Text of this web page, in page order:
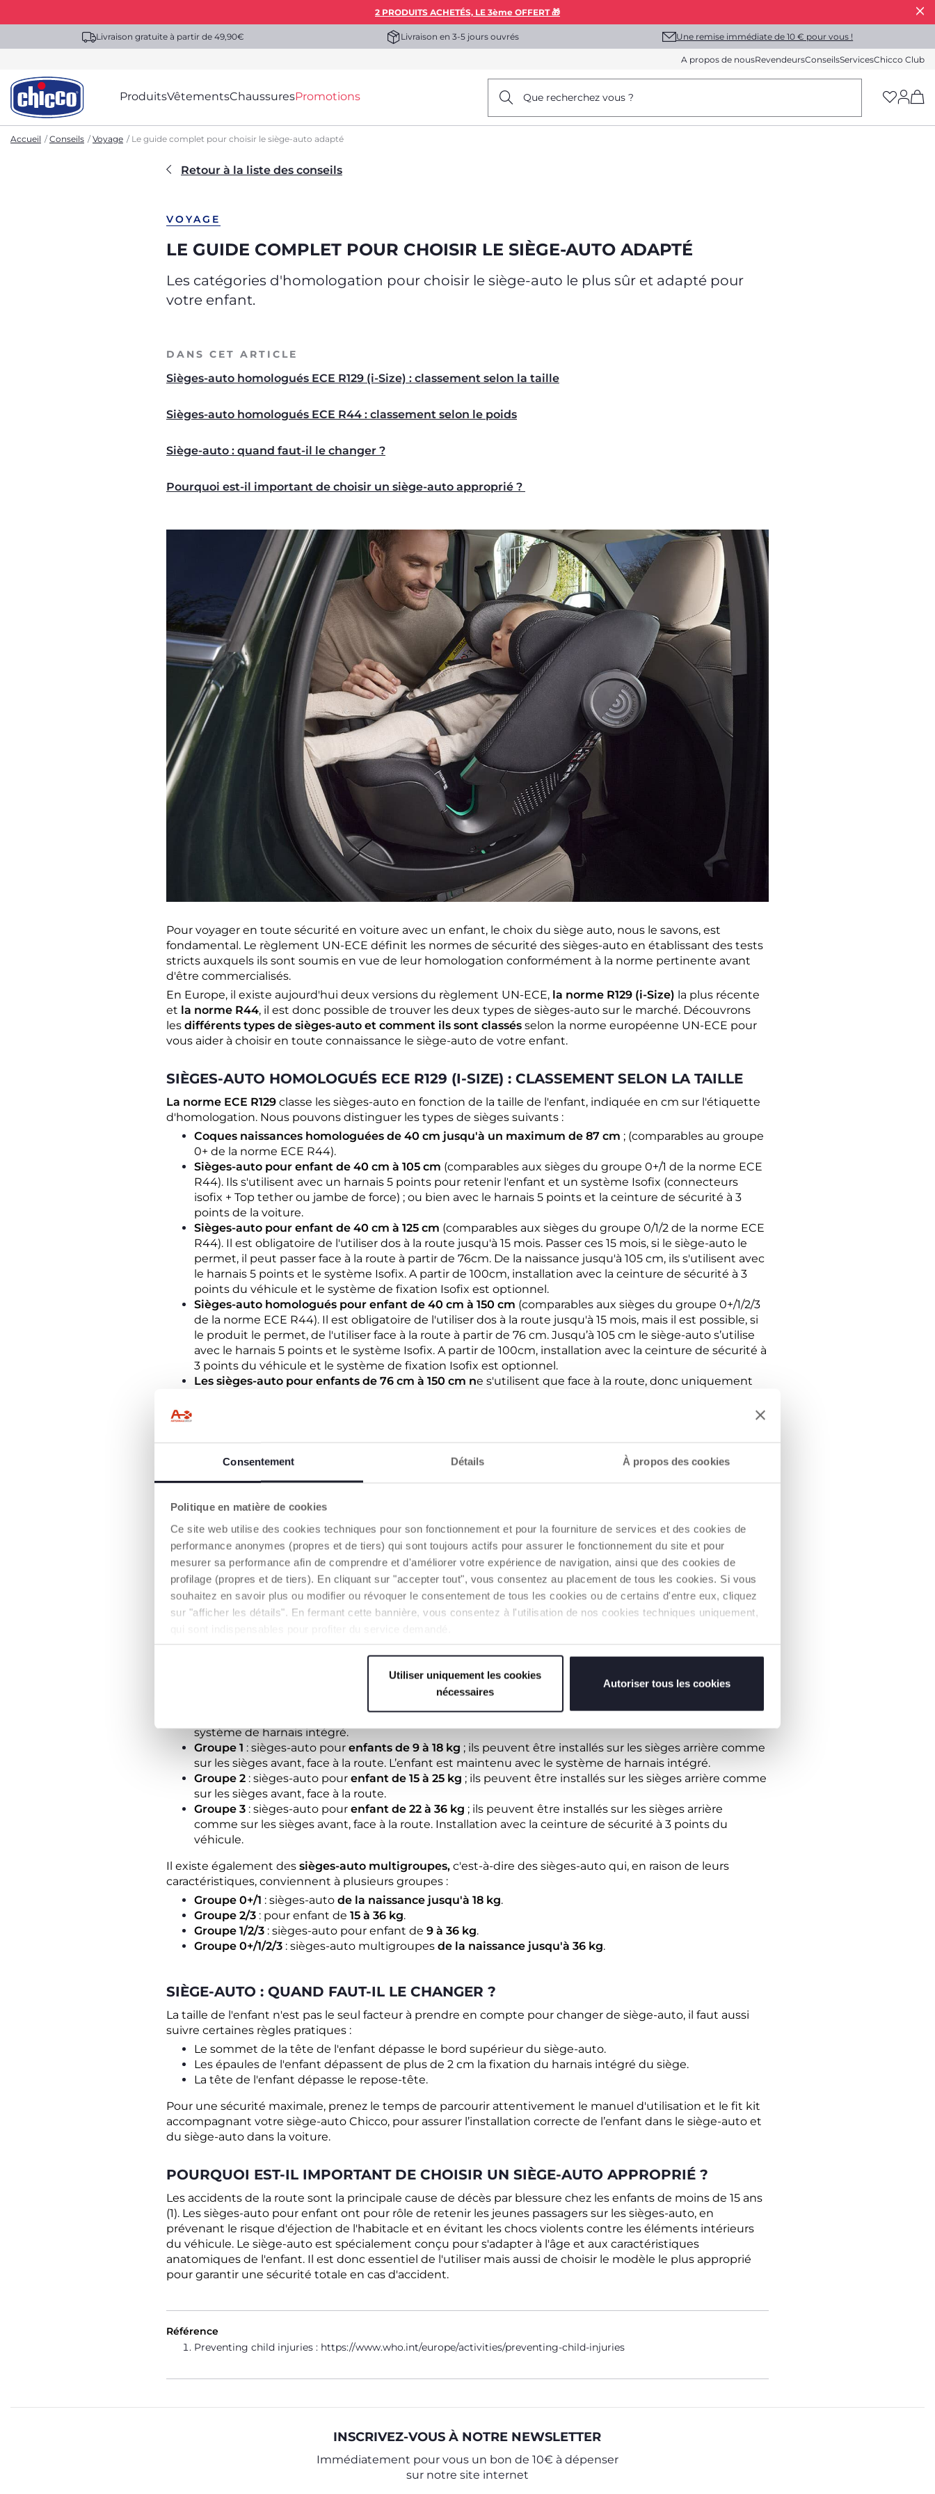
Consentement Détails À propos des cookies
Politique en matière de cookies
Ce site web utilise des cookies techniques pour son fonctionnement et pour la fourniture de services et des cookies de
performance anonymes (propres et de tiers) qui sont toujours actifs pour assurer le fonctionnement du site et pour
mesurer sa performance afin de comprendre et d'améliorer votre expérience de navigation, ainsi que des cookies de
profilage (propres et de tiers). En cliquant sur "accepter tout", vous consentez au placement de tous les cookies. Si vous
souhaitez en savoir plus ou modifier ou révoquer le consentement de tous les cookies ou de certains d'entre eux, cliquez
sur "afficher les détails". En fermant cette bannière, vous consentez à l'utilisation de nos cookies techniques uniquement,
Utiliser uniquement les cookies
nécessaires
Autoriser tous les cookies
2 PRODUITS ACHETÉS, LE 3ème OFFERT 🎁
Livraison gratuite à partir de 49,90€ Livraison en 3-5 jours ouvrés Une remise immédiate de 10 € pour vous !
A propos de nousRevendeursConseilsServicesChicco Club
ProduitsVêtementsChaussuresPromotions Que recherchez vous ?
Accueil Conseils Voyage Le guide complet pour choisir le siège-auto adapté
Retour à la liste des conseils
VOYAGE
LE GUIDE COMPLET POUR CHOISIR LE SIÈGE-AUTO ADAPTÉ
Les catégories d'homologation pour choisir le siège-auto le plus sûr et adapté pour
votre enfant.
DANS CET ARTICLE
Sièges-auto homologués ECE R129 (i-Size) : classement selon la taille
Sièges-auto homologués ECE R44 : classement selon le poids
Siège-auto : quand faut-il le changer ?
Pourquoi est-il important de choisir un siège-auto approprié ?
Pour voyager en toute sécurité en voiture avec un enfant, le choix du siège auto, nous le savons, est
fondamental. Le règlement UN-ECE définit les normes de sécurité des sièges-auto en établissant des tests
stricts auxquels ils sont soumis en vue de leur homologation conformément à la norme pertinente avant
d'être commercialisés.
En Europe, il existe aujourd'hui deux versions du règlement UN-ECE, la norme R129 (i-Size) la plus récente
et la norme R44, il est donc possible de trouver les deux types de sièges-auto sur le marché. Découvrons
les différents types de sièges-auto et comment ils sont classés selon la norme européenne UN-ECE pour
vous aider à choisir en toute connaissance le siège-auto de votre enfant.
SIÈGES-AUTO HOMOLOGUÉS ECE R129 (I-SIZE) : CLASSEMENT SELON LA TAILLE
La norme ECE R129 classe les sièges-auto en fonction de la taille de l'enfant, indiquée en cm sur l'étiquette
d'homologation. Nous pouvons distinguer les types de sièges suivants :
Coques naissances homologuées de 40 cm jusqu'à un maximum de 87 cm ; (comparables au groupe
0+ de la norme ECE R44).
Sièges-auto pour enfant de 40 cm à 105 cm (comparables aux sièges du groupe 0+/1 de la norme ECE
R44). Ils s'utilisent avec un harnais 5 points pour retenir l'enfant et un système Isofix (connecteurs
isofix + Top tether ou jambe de force) ; ou bien avec le harnais 5 points et la ceinture de sécurité à 3
points de la voiture.
Sièges-auto pour enfant de 40 cm à 125 cm (comparables aux sièges du groupe 0/1/2 de la norme ECE
R44). Il est obligatoire de l'utiliser dos à la route jusqu'à 15 mois. Passer ces 15 mois, si le siège-auto le
permet, il peut passer face à la route à partir de 76cm. De la naissance jusqu'à 105 cm, ils s'utilisent avec
le harnais 5 points et le système Isofix. A partir de 100cm, installation avec la ceinture de sécurité à 3
points du véhicule et le système de fixation Isofix est optionnel.
Sièges-auto homologués pour enfant de 40 cm à 150 cm (comparables aux sièges du groupe 0+/1/2/3
de la norme ECE R44). Il est obligatoire de l'utiliser dos à la route jusqu'à 15 mois, mais il est possible, si
le produit le permet, de l'utiliser face à la route à partir de 76 cm. Jusqu’à 105 cm le siège-auto s’utilise
avec le harnais 5 points et le système Isofix. A partir de 100cm, installation avec la ceinture de sécurité à
3 points du véhicule et le système de fixation Isofix est optionnel.
Les sièges-auto pour enfants de 76 cm à 150 cm ne s'utilisent que face à la route, donc uniquement
Sièges-autos pour enfant de 100 cm à 150 cm(comparables aux sièges du groupe 2/3 de la norme ECE
R44). Ils s'utilisent uniquement face à la route, et s’installent obligatoirement avec la ceinture de
Rehausseur sans dossier à partir de 125 cm, à utiliser avec la ceinture de sécurité à 3 points de
la voiture.
À compter du 1er septembre 2024, seuls les sièges-auto homologués conformément à la norme ECE R129
(i-Size) pourront être vendus , les revendeurs auront interdiction de vendre des sièges-auto de la norme
ECE R44. Toutefois, les consommateurs qui achètent un produit homologué ECE R44 avant cette date
pourront continuer à l'utiliser sans aucune limite ou sanction, même après le 1erseptembre 2024.
SIÈGES-AUTO HOMOLOGUÉS ECE R44 : CLASSEMENT SELON LE POIDS
: nacelles ou coques pour enfantjusqu'à 10 kg; si vous utilisez une nacelle, elle doit être
placée transversalement sur les sièges arrière et fixée aux ceintures de sécurité au moyen d'attaches
sur le siège arrière ou avant avec désactivation obligatoire de l'airbag. L’enfant est maintenu avec le
système de harnais intégré.
Groupe 1 : sièges-auto pour enfants de 9 à 18 kg ; ils peuvent être installés sur les sièges arrière comme
sur les sièges avant, face à la route. L’enfant est maintenu avec le système de harnais intégré.
Groupe 2 : sièges-auto pour enfant de 15 à 25 kg ; ils peuvent être installés sur les sièges arrière comme
sur les sièges avant, face à la route.
Groupe 3 : sièges-auto pour enfant de 22 à 36 kg ; ils peuvent être installés sur les sièges arrière
comme sur les sièges avant, face à la route. Installation avec la ceinture de sécurité à 3 points du
véhicule.
Il existe également des sièges-auto multigroupes, c'est-à-dire des sièges-auto qui, en raison de leurs
caractéristiques, conviennent à plusieurs groupes :
Groupe 0+/1 : sièges-auto de la naissance jusqu'à 18 kg.
Groupe 2/3 : pour enfant de 15 à 36 kg.
Groupe 1/2/3 : sièges-auto pour enfant de 9 à 36 kg.
Groupe 0+/1/2/3 : sièges-auto multigroupes de la naissance jusqu'à 36 kg.
SIÈGE-AUTO : QUAND FAUT-IL LE CHANGER ?
La taille de l'enfant n'est pas le seul facteur à prendre en compte pour changer de siège-auto, il faut aussi
suivre certaines règles pratiques :
Le sommet de la tête de l'enfant dépasse le bord supérieur du siège-auto.
Les épaules de l'enfant dépassent de plus de 2 cm la fixation du harnais intégré du siège.
La tête de l'enfant dépasse le repose-tête.
Pour une sécurité maximale, prenez le temps de parcourir attentivement le manuel d'utilisation et le fit kit
accompagnant votre siège-auto Chicco, pour assurer l’installation correcte de l’enfant dans le siège-auto et
du siège-auto dans la voiture.
POURQUOI EST-IL IMPORTANT DE CHOISIR UN SIÈGE-AUTO APPROPRIÉ ?
Les accidents de la route sont la principale cause de décès par blessure chez les enfants de moins de 15 ans
(1). Les sièges-auto pour enfant ont pour rôle de retenir les jeunes passagers sur les sièges-auto, en
prévenant le risque d'éjection de l'habitacle et en évitant les chocs violents contre les éléments intérieurs
du véhicule. Le siège-auto est spécialement conçu pour s'adapter à l'âge et aux caractéristiques
anatomiques de l'enfant. Il est donc essentiel de l'utiliser mais aussi de choisir le modèle le plus approprié
pour garantir une sécurité totale en cas d'accident.
Référence
Preventing child injuries : https://www.who.int/europe/activities/preventing-child-injuries
INSCRIVEZ-VOUS À NOTRE NEWSLETTER
Immédiatement pour vous un bon de 10€ à dépenser
sur notre site internet